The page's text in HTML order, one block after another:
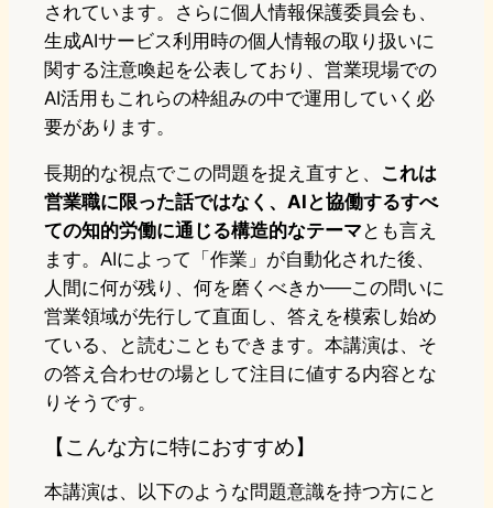
されています。さらに個人情報保護委員会も、
生成AIサービス利用時の個人情報の取り扱いに
関する注意喚起を公表しており、営業現場での
AI活用もこれらの枠組みの中で運用していく必
要があります。
長期的な視点でこの問題を捉え直すと、 これは
営業職に限った話ではなく、AIと協働するすべ
ての知的労働に通じる構造的なテーマとも言え
ます。AIによって「作業」が自動化された後、
人間に何が残り、何を磨くべきか──この問いに
営業領域が先行して直面し、答えを模索し始め
ている、と読むこともできます。本講演は、そ
の答え合わせの場として注目に値する内容とな
りそうです。
【こんな方に特におすすめ】
本講演は、以下のような問題意識を持つ方にと